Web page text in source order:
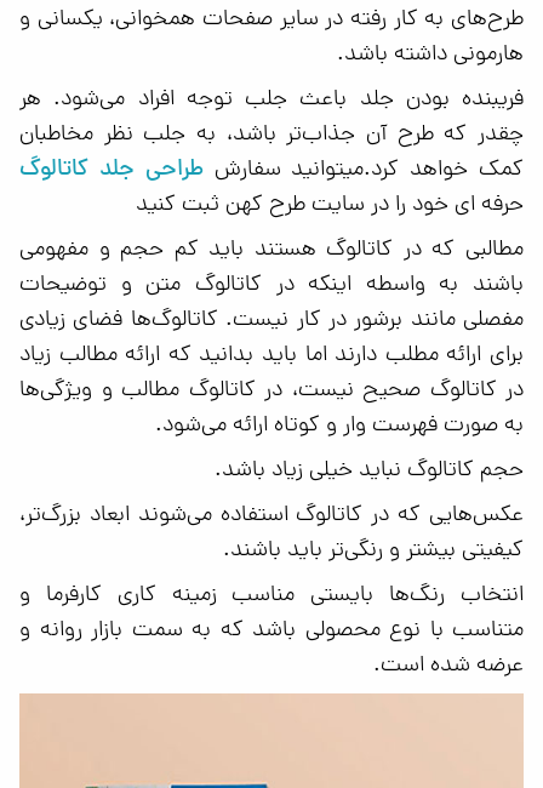
طرح‌های به کار رفته در سایر صفحات همخوانی، یکسانی و
هارمونی داشته باشد.
فریبنده بودن جلد باعث جلب توجه افراد می‌شود. هر
چقدر که طرح آن جذاب‌تر باشد، به جلب نظر مخاطبان
کمک خواهد کرد.میتوانید سفارشطراحی جلد کاتالوگ
حرفه ای خود را در سایت طرح کهن ثبت کنید
مطالبی که در کاتالوگ هستند باید کم حجم و مفهومی
باشند به واسطه اینکه در کاتالوگ متن و توضیحات
مفصلی مانند برشور در کار نیست. کاتالوگ‌ها فضای زیادی
برای ارائه مطلب دارند اما باید بدانید که ارائه مطالب زیاد
در کاتالوگ صحیح نیست، در کاتالوگ مطالب و ویژگی‌ها
به صورت فهرست وار و کوتاه ارائه می‌شود.
حجم کاتالوگ نباید خیلی زیاد باشد.
عکس‌هایی که در کاتالوگ استفاده می‌شوند ابعاد بزرگ‌تر،
کیفیتی بیشتر و رنگی‌تر باید باشند.
انتخاب رنگ‌ها بایستی مناسب زمینه کاری کارفرما و
متناسب با نوع محصولی باشد که به سمت بازار روانه و
عرضه شده است.